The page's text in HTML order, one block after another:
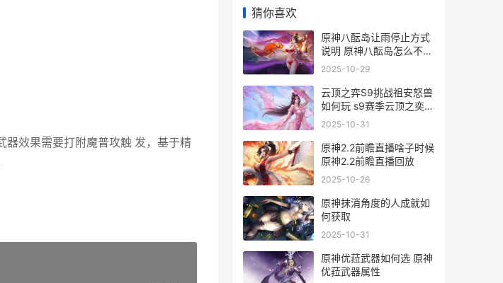
器效果需要打附魔普攻触 发，基于精
猜你喜欢
原神八酝岛让雨停止方式
说明 原神八酝岛怎么不下
雨
2025-10-29
云顶之弈S9挑战祖安怒兽
如何玩 s9赛季云顶之奕阵
容攻略
2025-10-31
原神2.2前瞻直播啥子时候
原神2.2前瞻直播回放
2025-10-26
原神抹消角度的人成就如
何获取
2025-10-31
原神优菈武器如何选 原神
优菈武器属性